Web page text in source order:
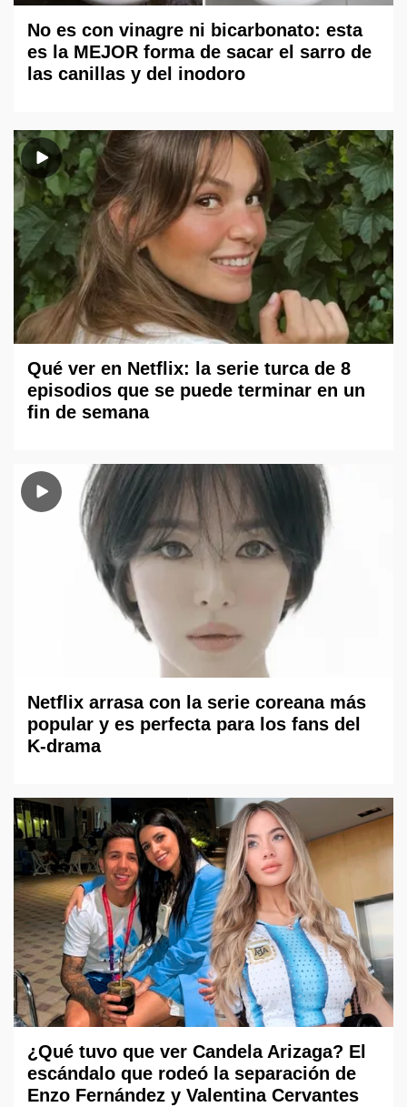
No es con vinagre ni bicarbonato: esta
es la MEJOR forma de sacar el sarro de
las canillas y del inodoro
Qué ver en Netflix: la serie turca de 8
episodios que se puede terminar en un
fin de semana
Netflix arrasa con la serie coreana más
popular y es perfecta para los fans del
K-drama
¿Qué tuvo que ver Candela Arizaga? El
escándalo que rodeó la separación de
Enzo Fernández y Valentina Cervantes